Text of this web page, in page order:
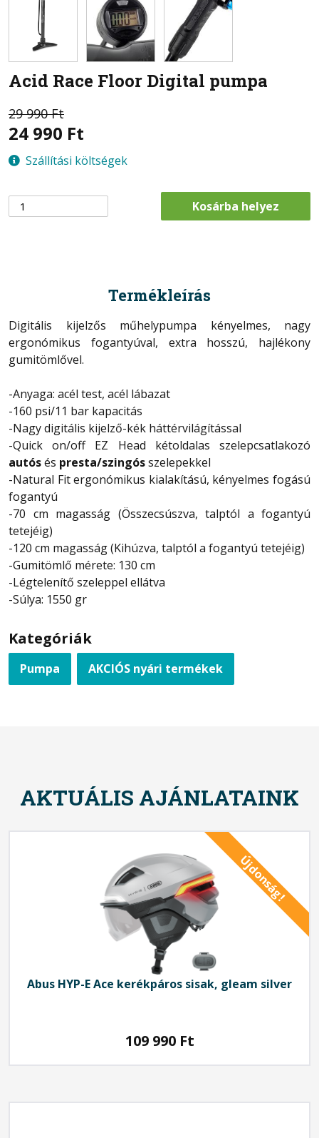
Acid Race Floor Digital pumpa
29 990 Ft
24 990 Ft
Szállítási költségek
Kosárba helyez
Termékleírás
Digitális kijelzős műhelypumpa kényelmes, nagy
ergonómikus fogantyúval, extra hosszú, hajlékony
gumitömlővel.
-Anyaga: acél test, acél lábazat
-160 psi/11 bar kapacitás
-Nagy digitális kijelző-kék háttérvilágítással
-Quick on/off EZ Head kétoldalas szelepcsatlakozó
autósés presta/szingósszelepekkel
-Natural Fit ergonómikus kialakítású, kényelmes fogású
fogantyú
-70 cm magasság (Összecsúszva, talptól a fogantyú
tetejéig)
-120 cm magasság (Kihúzva, talptól a fogantyú tetejéig)
-Gumitömlő mérete: 130 cm
-Légtelenítő szeleppel ellátva
-Súlya: 1550 gr
Kategóriák
Pumpa AKCIÓS nyári termékek
AKTUÁLIS AJÁNLATAINK
Újdonság!
Abus HYP-E Ace kerékpáros sisak, gleam silver
109 990 Ft